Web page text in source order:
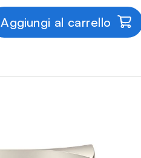
Aggiungi al carrello